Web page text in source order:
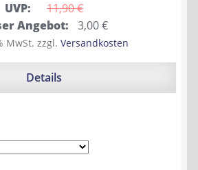
UVP: 11,90 €
Angebot: 3,00€Aktueller
Preis
ist:
MwSt. zzgl. Versandkosten
Details